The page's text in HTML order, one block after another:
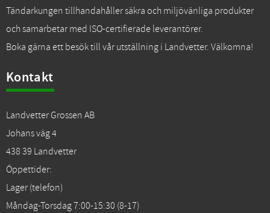
Tändarkungen tillhandahåller säkra och miljövänliga produkter
och samarbetar med ISO-certifierade leverantörer.
Boka gärna ett besök till vår utställning i Landvetter. Välkomna!
Kontakt
Landvetter Grossen AB
Johans väg 4
438 39 Landvetter
Öppettider:
Lager (telefon)
Måndag-Torsdag 7:00-15:30 (8-17)